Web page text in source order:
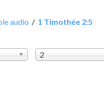
audio / 1 Timothée 2:5
2